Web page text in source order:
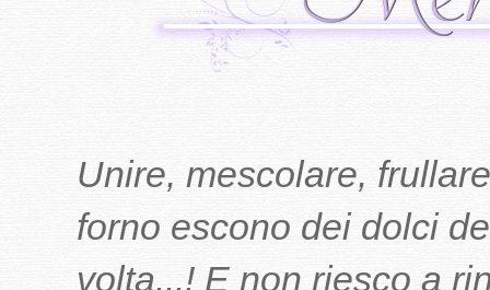
Unire, mescolare,
forno escono dei dolci
volta...! E non riesco a